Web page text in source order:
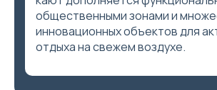
общественными зонами и
инновационных объектов для
отдыха на свежем воздухе.